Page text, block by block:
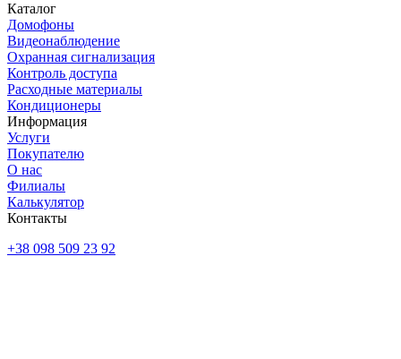
Каталог
Домофоны
Видеонаблюдение
Охранная сигнализация
Контроль доступа
Расходные материалы
Кондиционеры
Информация
Услуги
Покупателю
О нас
Филиалы
Калькулятор
Контакты
+38 098 509 23 92